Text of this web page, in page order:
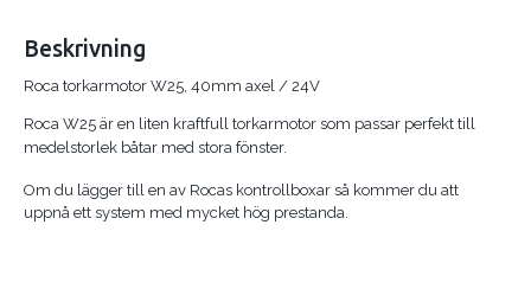
Beskrivning
Roca torkarmotor W25, 40mm axel / 24V
Roca W25 är en liten kraftfull torkarmotor som passar perfekt till
medelstorlek båtar med stora fönster.
Om du lägger till en av Rocas kontrollboxar så kommer du att
uppnå ett system med mycket hög prestanda.